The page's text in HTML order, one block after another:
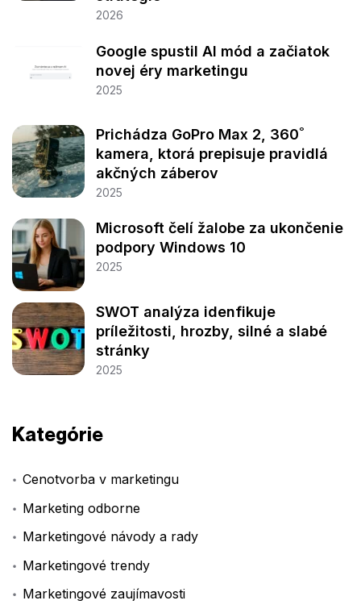
2026
Google spustil AI mód a začiatok
novej éry marketingu
2025
Prichádza GoPro Max 2, 360˚
kamera, ktorá prepisuje pravidlá
akčných záberov
2025
Microsoft čelí žalobe za ukončenie
podpory Windows 10
2025
SWOT analýza idenfikuje
príležitosti, hrozby, silné a slabé
stránky
2025
Kategórie
Cenotvorba v marketingu
Marketing odborne
Marketingové návody a rady
Marketingové trendy
Marketingové zaujímavosti